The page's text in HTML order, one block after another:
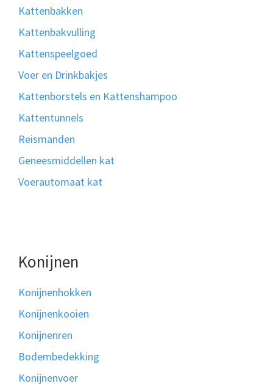
Kattenbakken
Kattenbakvulling
Kattenspeelgoed
Voer en Drinkbakjes
Kattenborstels en Kattenshampoo
Kattentunnels
Reismanden
Geneesmiddellen kat
Voerautomaat kat
Konijnen
Konijnenhokken
Konijnenkooien
Konijnenren
Bodembedekking
Konijnenvoer